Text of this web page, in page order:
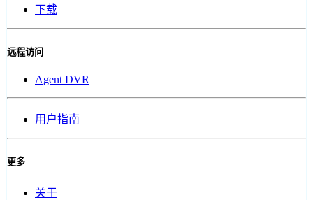
下载
远程访问
Agent DVR
用户指南
更多
关于